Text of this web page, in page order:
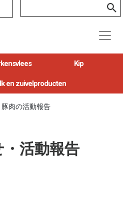
Kip
en zuivelproducten
豚肉の活動報告
活動報告